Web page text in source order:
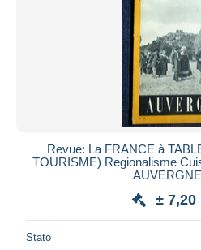
Revue: La FRANCE à
TOURISME) Regionalisme
± 7,20
Stato